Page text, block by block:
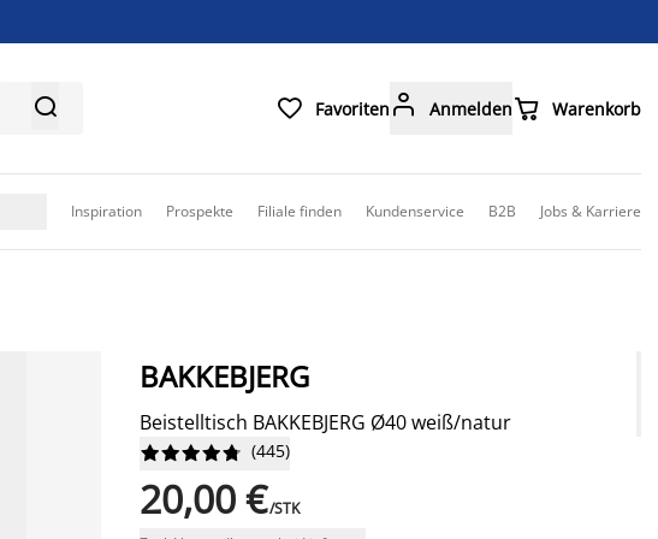
  Favoriten  Anmelden Warenkorb
Inspiration Prospekte Filiale finden Kundenservice B2B Jobs & Karriere
BAKKEBJERG
Beistelltisch BAKKEBJERG Ø40 weiß/natur





 (445)
20,00 €/STK